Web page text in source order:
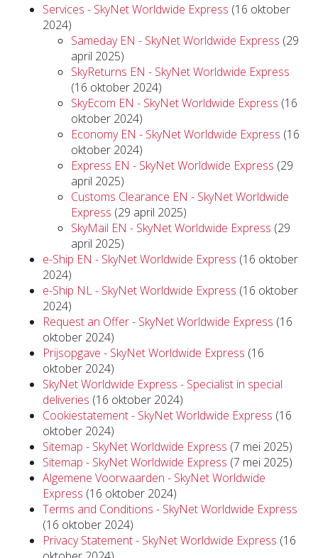
Services - SkyNet Worldwide Express (16 oktober
2024)
Sameday EN - SkyNet Worldwide Express (29
april 2025)
SkyReturns EN - SkyNet Worldwide Express
(16 oktober 2024)
SkyEcom EN - SkyNet Worldwide Express (16
oktober 2024)
Economy EN - SkyNet Worldwide Express (16
oktober 2024)
Express EN - SkyNet Worldwide Express (29
april 2025)
Customs Clearance EN - SkyNet Worldwide
Express (29 april 2025)
SkyMail EN - SkyNet Worldwide Express (29
april 2025)
e-Ship EN - SkyNet Worldwide Express (16 oktober
2024)
e-Ship NL - SkyNet Worldwide Express (16 oktober
2024)
Request an Offer - SkyNet Worldwide Express (16
oktober 2024)
Prijsopgave - SkyNet Worldwide Express (16
oktober 2024)
SkyNet Worldwide Express - Specialist in special
deliveries (16 oktober 2024)
Cookiestatement - SkyNet Worldwide Express (16
oktober 2024)
Sitemap - SkyNet Worldwide Express (7 mei 2025)
Sitemap - SkyNet Worldwide Express (7 mei 2025)
Algemene Voorwaarden - SkyNet Worldwide
Express (16 oktober 2024)
Terms and Conditions - SkyNet Worldwide Express
(16 oktober 2024)
Privacy Statement - SkyNet Worldwide Express (16